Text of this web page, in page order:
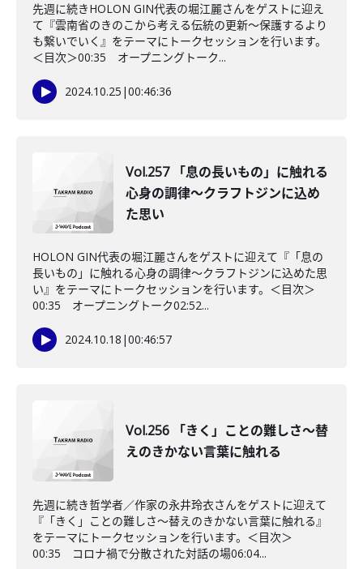
先週に続きHOLON GIN代表の堀江麗さんをゲストに迎え
て『雲南省のきのこから考える伝統の更新～保護するより
も繋いでいく』をテーマにトークセッションを行います。
＜目次＞00:35 オープニングトーク...
2024.10.25 |00:46:36
Vol.257 「息の長いもの」に触れる
心身の調律～クラフトジンに込め
た思い
HOLON GIN代表の堀江麗さんをゲストに迎えて『「息の
長いもの」に触れる心身の調律～クラフトジンに込めた思
い』をテーマにトークセッションを行います。＜目次＞
00:35 オープニングトーク02:52...
2024.10.18 |00:46:57
Vol.256 「きく」ことの難しさ～替
えのきかない言葉に触れる
先週に続き哲学者／作家の永井玲衣さんをゲストに迎えて
『「きく」ことの難しさ～替えのきかない言葉に触れる』
をテーマにトークセッションを行います。＜目次＞
00:35 コロナ禍で分散された対話の場06:04...